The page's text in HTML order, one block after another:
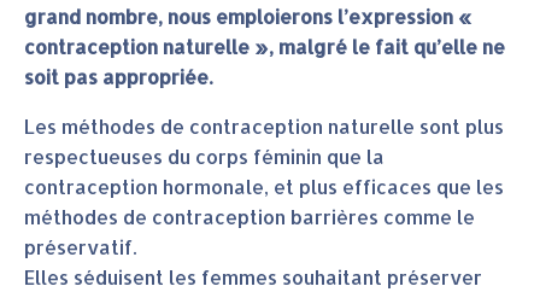
grand nombre, nous emploierons l’expression «
contraception naturelle », malgré le fait qu’elle ne
soit pas appropriée.
Les méthodes de contraception naturelle sont plus
respectueuses du corps féminin que la
contraception hormonale, et plus efficaces que les
méthodes de contraception barrières comme le
préservatif.
Elles séduisent les femmes souhaitant préserver